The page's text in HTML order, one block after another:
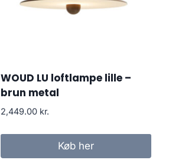
WOUD LU loftlampe lille –
brun metal
2,449.00 kr.
Køb her